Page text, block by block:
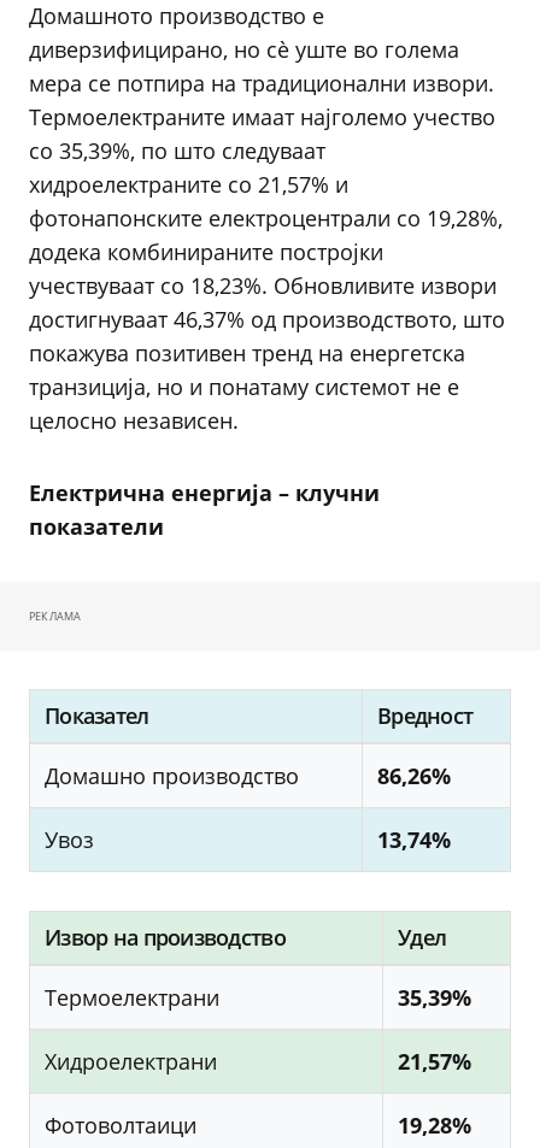
Домашното производство е
диверзифицирано, но сè уште во голема
мера се потпира на традиционални извори.
Термоелектраните имаат најголемо учество
со 35,39%, по што следуваат
хидроелектраните со 21,57% и
фотонапонските електроцентрали со 19,28%,
додека комбинираните постројки
учествуваат со 18,23%. Обновливите извори
достигнуваат 46,37% од производството, што
покажува позитивен тренд на енергетска
транзиција, но и понатаму системот не е
целосно независен.
Електрична енергија – клучни
показатели
РЕКЛАМА
Показател Вредност
Домашно производство 86,26%
Увоз 13,74%
Извор на производство Удел
Термоелектрани 35,39%
Хидроелектрани 21,57%
Фотоволтаици 19,28%